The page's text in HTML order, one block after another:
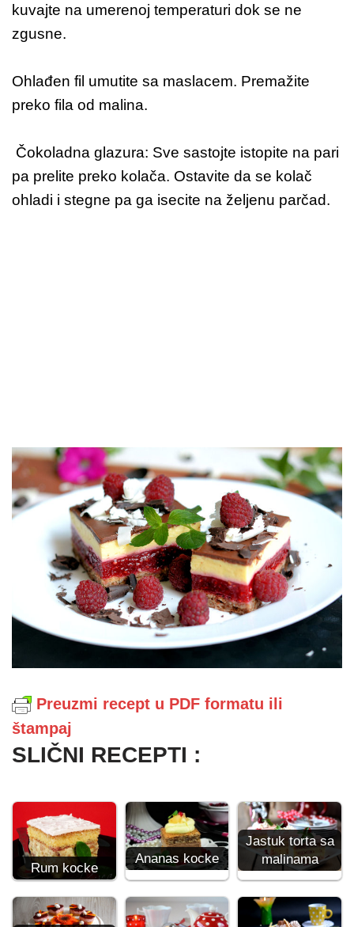
kuvajte na umerenoj temperaturi dok se ne
zgusne.
Ohlađen fil umutite sa maslacem. Premažite
preko fila od malina.
Čokoladna glazura: Sve sastojte istopite na pari
pa prelite preko kolača. Ostavite da se kolač
ohladi i stegne pa ga isecite na željenu parčad.
Preuzmi recept u PDF formatu ili
štampaj
SLIČNI RECEPTI :
Rum kocke
Ananas kocke
Jastuk torta sa
malinama